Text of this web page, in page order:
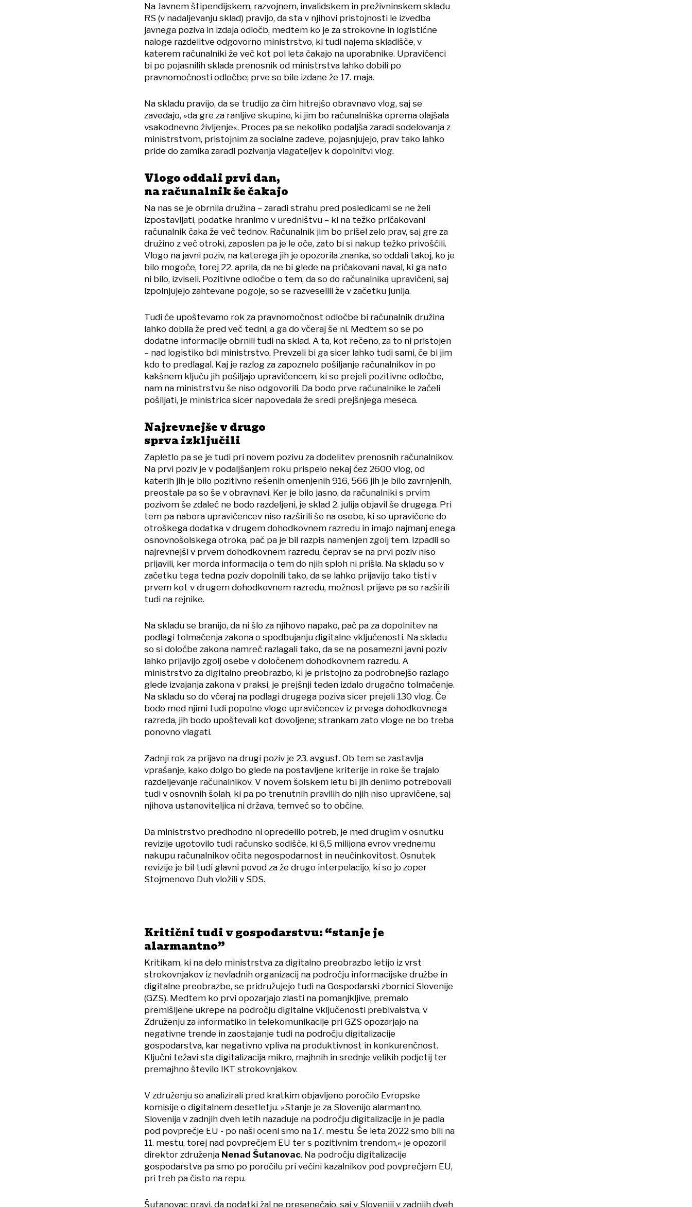
Na Javnem štipendijskem, razvojnem, invalidskem in preživninskem skladu
RS (v nadaljevanju sklad) pravijo, da sta v njihovi pristojnosti le izvedba
javnega poziva in izdaja odločb, medtem ko je za strokovne in logistične
naloge razdelitve odgovorno ministrstvo, ki tudi najema skladišče, v
katerem računalniki že več kot pol leta čakajo na uporabnike. Upravičenci
bi po pojasnilih sklada prenosnik od ministrstva lahko dobili po
pravnomočnosti odločbe; prve so bile izdane že 17. maja.
Na skladu pravijo, da se trudijo za čim hitrejšo obravnavo vlog, saj se
zavedajo, »da gre za ranljive skupine, ki jim bo računalniška oprema olajšala
vsakodnevno življenje«. Proces pa se nekoliko podaljša zaradi sodelovanja z
ministrstvom, pristojnim za socialne zadeve, pojasnjujejo, prav tako lahko
pride do zamika zaradi pozivanja vlagateljev k dopolnitvi vlog.
Vlogo oddali prvi dan,
na računalnik še čakajo
Na nas se je obrnila družina – zaradi strahu pred posledicami se ne želi
izpostavljati, podatke hranimo v uredništvu – ki na težko pričakovani
računalnik čaka že več tednov. Računalnik jim bo prišel zelo prav, saj gre za
družino z več otroki, zaposlen pa je le oče, zato bi si nakup težko privoščili.
Vlogo na javni poziv, na katerega jih je opozorila znanka, so oddali takoj, ko je
bilo mogoče, torej 22. aprila, da ne bi glede na pričakovani naval, ki ga nato
ni bilo, izviseli. Pozitivne odločbe o tem, da so do računalnika upravičeni, saj
izpolnjujejo zahtevane pogoje, so se razveselili že v začetku junija.
Tudi če upoštevamo rok za pravnomočnost odločbe bi računalnik družina
lahko dobila že pred več tedni, a ga do včeraj še ni. Medtem so se po
dodatne informacije obrnili tudi na sklad. A ta, kot rečeno, za to ni pristojen
– nad logistiko bdi ministrstvo. Prevzeli bi ga sicer lahko tudi sami, če bi jim
kdo to predlagal. Kaj je razlog za zapoznelo pošiljanje računalnikov in po
kakšnem ključu jih pošiljajo upravičencem, ki so prejeli pozitivne odločbe,
nam na ministrstvu še niso odgovorili. Da bodo prve računalnike le začeli
pošiljati, je ministrica sicer napovedala že sredi prejšnjega meseca.
Najrevnejše v drugo
sprva izključili
Zapletlo pa se je tudi pri novem pozivu za dodelitev prenosnih računalnikov.
Na prvi poziv je v podaljšanjem roku prispelo nekaj čez 2600 vlog, od
katerih jih je bilo pozitivno rešenih omenjenih 916, 566 jih je bilo zavrnjenih,
preostale pa so še v obravnavi. Ker je bilo jasno, da računalniki s prvim
pozivom še zdaleč ne bodo razdeljeni, je sklad 2. julija objavil še drugega. Pri
tem pa nabora upravičencev niso razširili še na osebe, ki so upravičene do
otroškega dodatka v drugem dohodkovnem razredu in imajo najmanj enega
osnovnošolskega otroka, pač pa je bil razpis namenjen zgolj tem. Izpadli so
najrevnejši v prvem dohodkovnem razredu, čeprav se na prvi poziv niso
prijavili, ker morda informacija o tem do njih sploh ni prišla. Na skladu so v
začetku tega tedna poziv dopolnili tako, da se lahko prijavijo tako tisti v
prvem kot v drugem dohodkovnem razredu, možnost prijave pa so razširili
tudi na rejnike.
Na skladu se branijo, da ni šlo za njihovo napako, pač pa za dopolnitev na
podlagi tolmačenja zakona o spodbujanju digitalne vključenosti. Na skladu
so si določbe zakona namreč razlagali tako, da se na posamezni javni poziv
lahko prijavijo zgolj osebe v določenem dohodkovnem razredu. A
ministrstvo za digitalno preobrazbo, ki je pristojno za podrobnejšo razlago
glede izvajanja zakona v praksi, je prejšnji teden izdalo drugačno tolmačenje.
Na skladu so do včeraj na podlagi drugega poziva sicer prejeli 130 vlog. Če
bodo med njimi tudi popolne vloge upravičencev iz prvega dohodkovnega
razreda, jih bodo upoštevali kot dovoljene; strankam zato vloge ne bo treba
ponovno vlagati.
Zadnji rok za prijavo na drugi poziv je 23. avgust. Ob tem se zastavlja
vprašanje, kako dolgo bo glede na postavljene kriterije in roke še trajalo
razdeljevanje računalnikov. V novem šolskem letu bi jih denimo potrebovali
tudi v osnovnih šolah, ki pa po trenutnih pravilih do njih niso upravičene, saj
njihova ustanoviteljica ni država, temveč so to občine.
Da ministrstvo predhodno ni opredelilo potreb, je med drugim v osnutku
revizije ugotovilo tudi računsko sodišče, ki 6,5 milijona evrov vrednemu
nakupu računalnikov očita negospodarnost in neučinkovitost. Osnutek
revizije je bil tudi glavni povod za že drugo interpelacijo, ki so jo zoper
Stojmenovo Duh vložili v SDS.
Kritični tudi v gospodarstvu: “stanje je
alarmantno”
Kritikam, ki na delo ministrstva za digitalno preobrazbo letijo iz vrst
strokovnjakov iz nevladnih organizacij na področju informacijske družbe in
digitalne preobrazbe, se pridružujejo tudi na Gospodarski zbornici Slovenije
(GZS). Medtem ko prvi opozarjajo zlasti na pomanjkljive, premalo
premišljene ukrepe na področju digitalne vključenosti prebivalstva, v
Združenju za informatiko in telekomunikacije pri GZS opozarjajo na
negativne trende in zaostajanje tudi na področju digitalizacije
gospodarstva, kar negativno vpliva na produktivnost in konkurenčnost.
Ključni težavi sta digitalizacija mikro, majhnih in srednje velikih podjetij ter
premajhno število IKT strokovnjakov.
V združenju so analizirali pred kratkim objavljeno poročilo Evropske
komisije o digitalnem desetletju. »Stanje je za Slovenijo alarmantno.
Slovenija v zadnjih dveh letih nazaduje na področju digitalizacije in je padla
pod povprečje EU - po naši oceni smo na 17. mestu. Še leta 2022 smo bili na
11. mestu, torej nad povprečjem EU ter s pozitivnim trendom,« je opozoril
direktor združenja Nenad Šutanovac. Na področju digitalizacije
gospodarstva pa smo po poročilu pri večini kazalnikov pod povprečjem EU,
pri treh pa čisto na repu.
Šutanovac pravi, da podatki žal ne presenečajo, saj v Sloveniji v zadnjih dveh